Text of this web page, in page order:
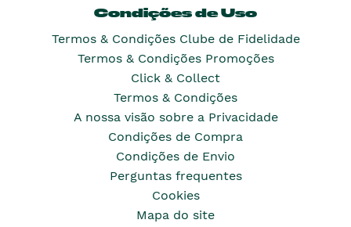
Condições de Uso
Termos & Condições Clube de Fidelidade
Termos & Condições Promoções
Click & Collect
Termos & Condições
A nossa visão sobre a Privacidade
Condições de Compra
Condições de Envio
Perguntas frequentes
Cookies
Mapa do site